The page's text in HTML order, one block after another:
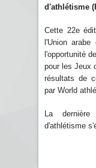
d'athlétisme
Cette 22e
l'Union
l'opportunité
pour les Jeux
résultats de
par World
La
d'athlétisme